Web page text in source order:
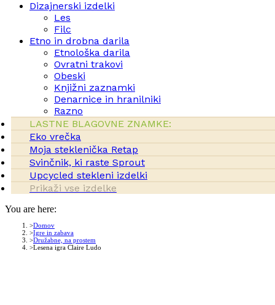
Dizajnerski izdelki
Les
Filc
Etno in drobna darila
Etnološka darila
Ovratni trakovi
Obeski
Knjižni zaznamki
Denarnice in hranilniki
Razno
LASTNE BLAGOVNE ZNAMKE:
Eko vrečka
Moja steklenička Retap
Svinčnik, ki raste Sprout
Upcycled stekleni izdelki
Prikaži vse izdelke
You are here:
Domov
Igre in zabava
Družabne, na prostem
Lesena igra Claire Ludo